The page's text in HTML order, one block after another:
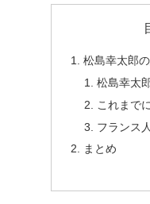
松島幸太郎
松島幸太
これまで
フランス
まとめ